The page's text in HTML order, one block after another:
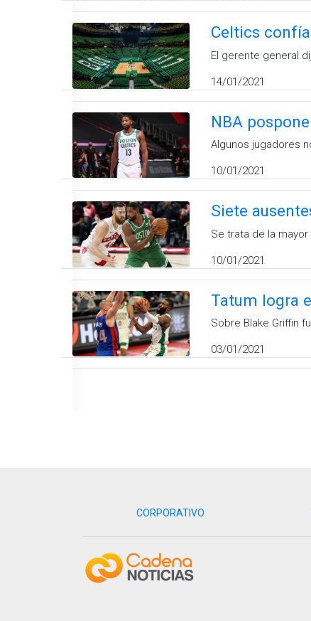
Celtics
El gerente general
14/01/2021
NBA
Algunos jugadores
10/01/2021
Siete
Se trata de la
10/01/2021
Tatum logra
Sobre Blake Griffin
03/01/2021
CORPORATIVO